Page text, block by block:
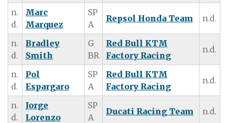
n.
d.
Marc
Marquez
SP
A
Repsol Honda Team n.d.
n.
d.
Bradley
Smith
G
BR
Red Bull KTM
Factory Racing
n.d.
n.
d.
Pol
Espargaro
SP
A
Red Bull KTM
Factory Racing
n.d.
n.
d.
Jorge
Lorenzo
SP
A
Ducati Racing Team n.d.